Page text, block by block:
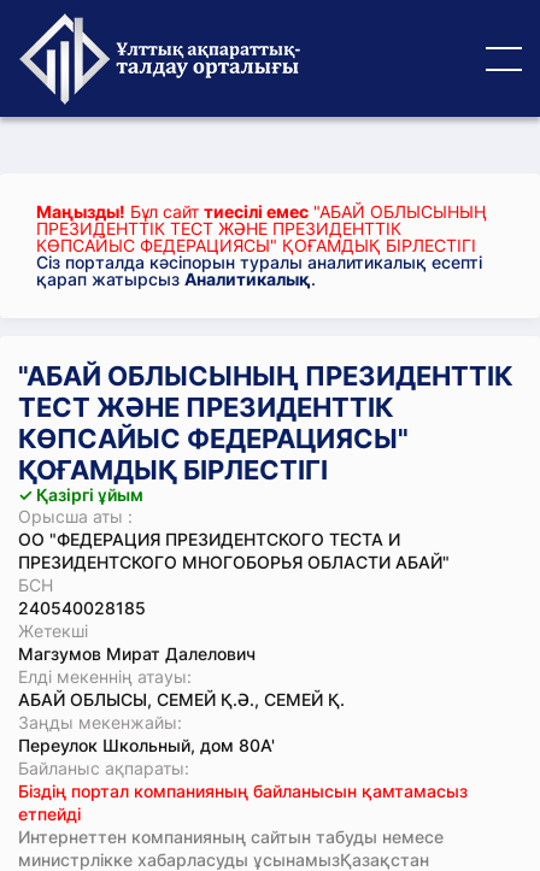
Маңызды! Бұл сайт тиесілі емес "АБАЙ ОБЛЫСЫНЫҢ
ПРЕЗИДЕНТТІК ТЕСТ ЖӘНЕ ПРЕЗИДЕНТТІК
КӨПСАЙЫС ФЕДЕРАЦИЯСЫ" ҚОҒАМДЫҚ БІРЛЕСТІГІ
Сіз порталда кәсіпорын туралы аналитикалық есепті
қарап жатырсыз Аналитикалық.
"АБАЙ ОБЛЫСЫНЫҢ ПРЕЗИДЕНТТІК
ТЕСТ ЖӘНЕ ПРЕЗИДЕНТТІК
КӨПСАЙЫС ФЕДЕРАЦИЯСЫ"
ҚОҒАМДЫҚ БІРЛЕСТІГІ
✓ Қазіргі ұйым
Орысша аты :
ОО "ФЕДЕРАЦИЯ ПРЕЗИДЕНТСКОГО ТЕСТА И
ПРЕЗИДЕНТСКОГО МНОГОБОРЬЯ ОБЛАСТИ АБАЙ"
БСН
240540028185
Жетекші
Магзумов Мират Далелович
Елді мекеннің атауы:
АБАЙ ОБЛЫСЫ, СЕМЕЙ Қ.Ә., СЕМЕЙ Қ.
Заңды мекенжайы:
Переулок Школьный, дом 80А'
Байланыс ақпараты:
Біздің портал компанияның байланысын қамтамасыз
етпейді
Интернеттен компанияның сайтын табуды немесе
министрлікке хабарласуды ұсынамызҚазақстан